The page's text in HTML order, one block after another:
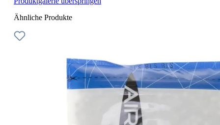
Ähnliche Produkte